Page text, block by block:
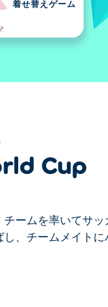
着せ替えゲーム
Cup
チームを率いてサ
し、チームメイト
のおすすめゲーム